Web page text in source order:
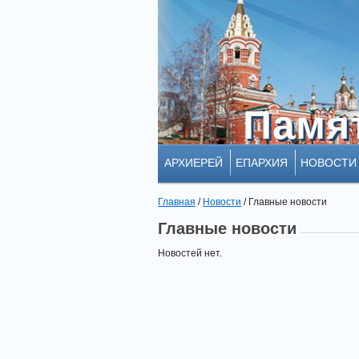
АРХИЕРЕЙ ЕПАРХИЯ НОВОСТИ
Главная / Новости / Главные новости
Главные новости
Новостей нет.